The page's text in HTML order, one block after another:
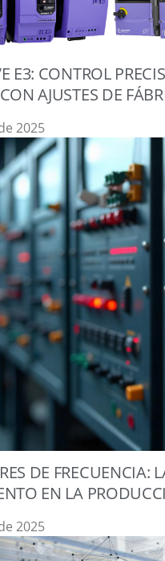
E3: CONTROL
AJUSTES DE
2025
DE FRECUENCIA:
EN LA
2025